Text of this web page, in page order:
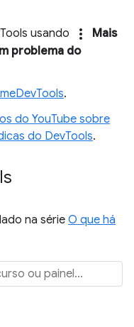
usando
more_vert
Mais
problema do
.
do YouTube sobre
do DevTools.
na série O que há